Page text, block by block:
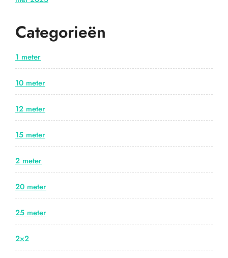
Categorieën
1 meter
10 meter
12 meter
15 meter
2 meter
20 meter
25 meter
2×2